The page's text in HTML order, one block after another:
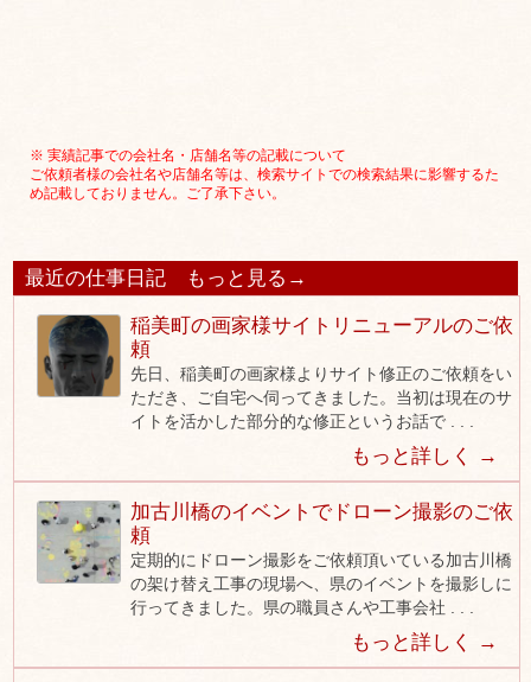
※ 実績記事での会社名・店舗名等の記載について
ご依頼者様の会社名や店舗名等は、検索サイトでの検索結果に影響するた
め記載しておりません。ご了承下さい。
最近の仕事日記 もっと見る→
稲美町の画家様サイトリニューアルのご依
頼
先日、稲美町の画家様よりサイト修正のご依頼をい
ただき、ご自宅へ伺ってきました。当初は現在のサ
イトを活かした部分的な修正というお話で . . .
もっと詳しく →
加古川橋のイベントでドローン撮影のご依
頼
定期的にドローン撮影をご依頼頂いている加古川橋
の架け替え工事の現場へ、県のイベントを撮影しに
行ってきました。県の職員さんや工事会社 . . .
もっと詳しく →